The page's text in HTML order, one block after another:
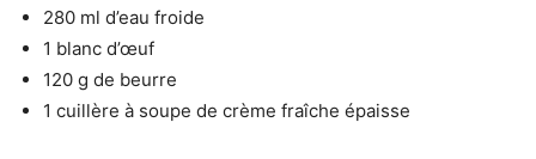
280 ml d’eau froide
1 blanc d’œuf
120 g de beurre
1 cuillère à soupe de crème fraîche épaisse